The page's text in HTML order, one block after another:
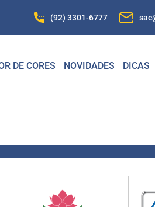
(92) 3301-6777
DE CORES NOVIDADES DICAS